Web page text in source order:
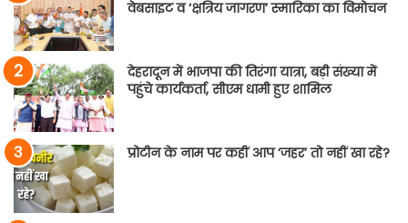
वेबसाइट व ‘क्षत्रिय जागरण’ स्मारिका का विमोचन
देहरादून में भाजपा की तिरंगा यात्रा, बड़ी संख्या में
पहुंचे कार्यकर्ता, सीएम धामी हुए शामिल
प्रोटीन के नाम पर कहीं आप ‘जहर’ तो नहीं खा रहे?